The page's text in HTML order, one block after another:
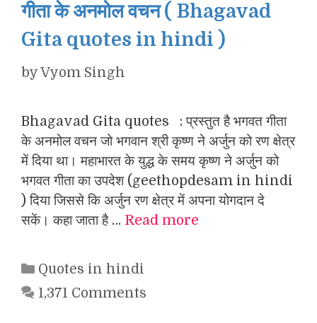
गीता के अनमोल वचन ( Bhagavad
Gita quotes in hindi )
byVyom Singh
Bhagavad Gita quotes : प्रस्तुत है भगवत गीता
के अनमोल वचन जो भगवान श्री कृष्ण ने अर्जुन को रण क्षेत्र
में दिया था। महाभारत के युद्ध के समय कृष्ण ने अर्जुन को
भगवत गीता का उपदेश (geethopdesam in hindi
) दिया जिससे कि अर्जुन रण क्षेत्र में अपना योगदान दे
सकें। कहा जाता है … Read more
Categories
Quotes in hindi
1,371 Comments